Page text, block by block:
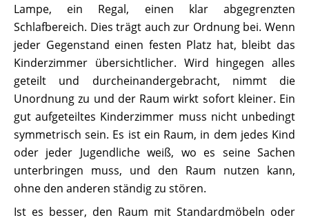
Lampe, ein Regal, einen klar abgegrenzten
Schlafbereich. Dies trägt auch zur Ordnung bei. Wenn
jeder Gegenstand einen festen Platz hat, bleibt das
Kinderzimmer übersichtlicher. Wird hingegen alles
geteilt und durcheinandergebracht, nimmt die
Unordnung zu und der Raum wirkt sofort kleiner. Ein
gut aufgeteiltes Kinderzimmer muss nicht unbedingt
symmetrisch sein. Es ist ein Raum, in dem jedes Kind
oder jeder Jugendliche weiß, wo es seine Sachen
unterbringen muss, und den Raum nutzen kann,
ohne den anderen ständig zu stören.
Ist es besser, den Raum mit Standardmöbeln oder